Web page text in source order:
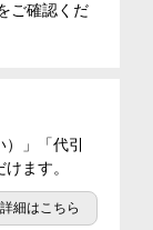
ご確認くだ
」「代引
ます。
詳細はこちら